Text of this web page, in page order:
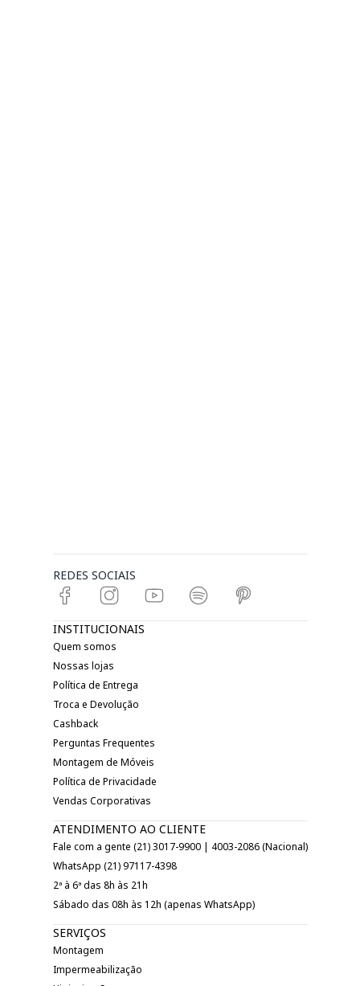
REDES SOCIAIS
INSTITUCIONAIS
Quem somos
Nossas lojas
Política de Entrega
Troca e Devolução
Cashback
Perguntas Frequentes
Montagem de Móveis
Política de Privacidade
Vendas Corporativas
ATENDIMENTO AO CLIENTE
Fale com a gente (21) 3017-9900 | 4003-2086 (Nacional)
WhatsApp (21) 97117-4398
2ª à 6ª das 8h às 21h
Sábado das 08h às 12h (apenas WhatsApp)
SERVIÇOS
Montagem
Impermeabilização